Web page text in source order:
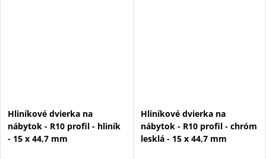
Hliníkové dvierka na
nábytok - R10 profil - hliník
- 15 x 44,7 mm
Hliníkové dvierka na
nábytok - R10 profil - chróm
lesklá - 15 x 44,7 mm